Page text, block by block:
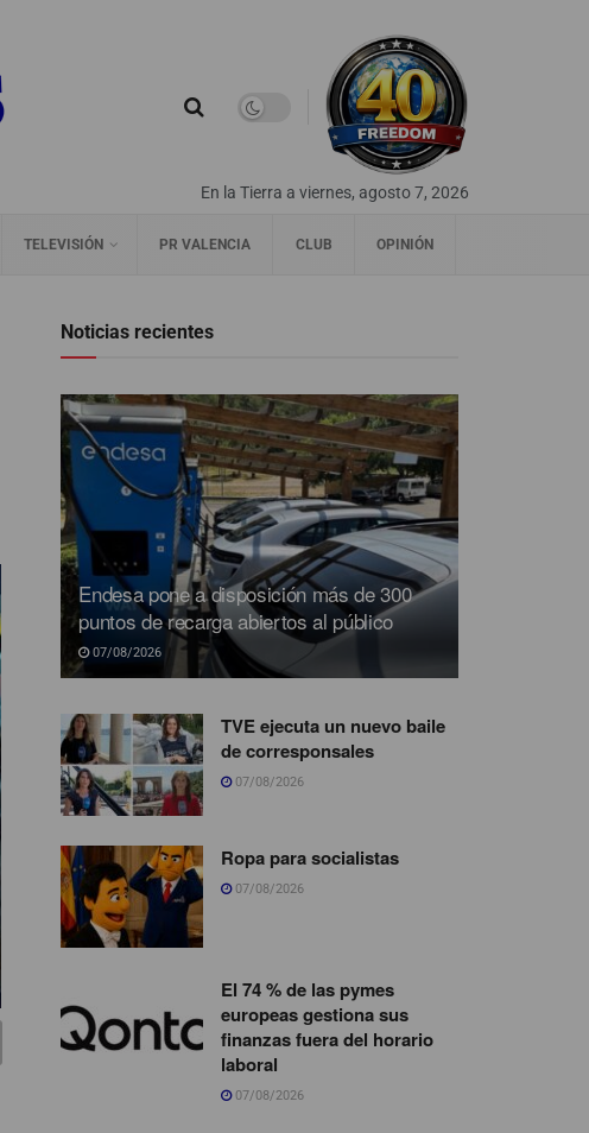
En la Tierra a viernes, agosto 7, 2026
TELEVISIÓN PR VALENCIA CLUB OPINIÓN
Noticias recientes
Endesa pone a disposición más de 300
puntos de recarga abiertos al público
07/08/2026
TVE ejecuta un nuevo baile
de corresponsales
07/08/2026
Ropa para socialistas
07/08/2026
El 74 % de las pymes
europeas gestiona sus
finanzas fuera del horario
laboral
07/08/2026